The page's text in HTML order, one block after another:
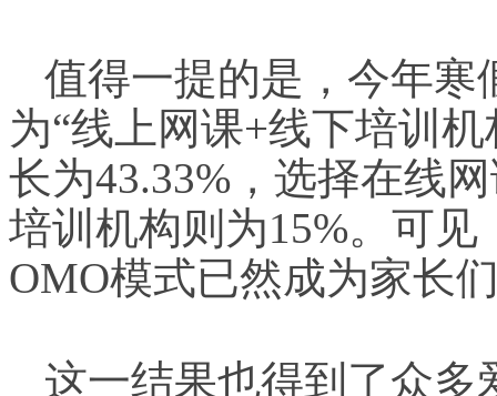
值得一提的是，今年寒
为“线上网课+线下培训
长为43.33%，选择在线
培训机构则为15%。可
OMO模式已然成为家长
这一结果也得到了众多